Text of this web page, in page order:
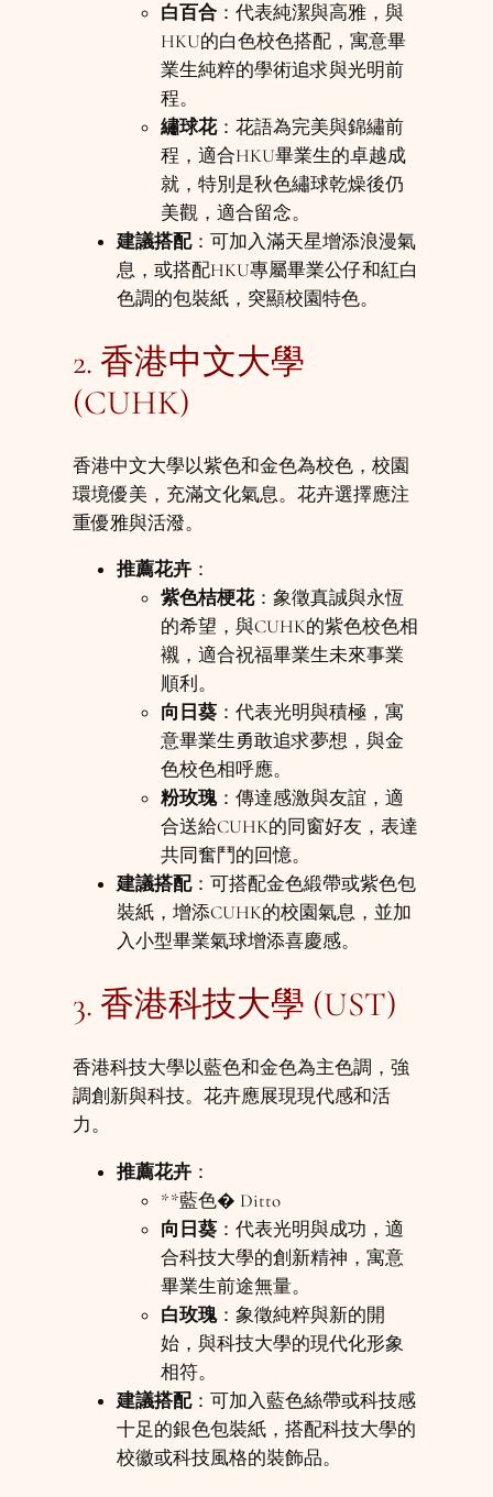
白百合 ：代表純潔與高雅，與
HKU的白色校色搭配，寓意畢
業生純粹的學術追求與光明前
程。
繡球花：花語為完美與錦繡前
程，適合HKU畢業生的卓越成
就，特別是秋色繡球乾燥後仍
美觀，適合留念。
建議搭配：可加入滿天星增添浪漫氣
息，或搭配HKU專屬畢業公仔和紅白
色調的包裝紙，突顯校園特色。
2. 香港中文大學
(CUHK)
香港中文大學以紫色和金色為校色，校園
環境優美，充滿文化氣息。花卉選擇應注
重優雅與活潑。
推薦花卉 ：
紫色桔梗花：象徵真誠與永恆
的希望，與CUHK的紫色校色相
襯，適合祝福畢業生未來事業
順利。
向日葵 ：代表光明與積極，寓
意畢業生勇敢追求夢想，與金
色校色相呼應。
粉玫瑰：傳達感激與友誼，適
合送給CUHK的同窗好友，表達
共同奮鬥的回憶。
建議搭配：可搭配金色緞帶或紫色包
裝紙，增添CUHK的校園氣息，並加
入小型畢業氣球增添喜慶感。
3. 香港科技大學 (UST)
香港科技大學以藍色和金色為主色調，強
調創新與科技。花卉應展現現代感和活
力。
推薦花卉 ：
**藍色� Ditto
向日葵 ：代表光明與成功，適
合科技大學的創新精神，寓意
畢業生前途無量。
白玫瑰：象徵純粹與新的開
始，與科技大學的現代化形象
相符。
建議搭配：可加入藍色絲帶或科技感
十足的銀色包裝紙，搭配科技大學的
校徽或科技風格的裝飾品。